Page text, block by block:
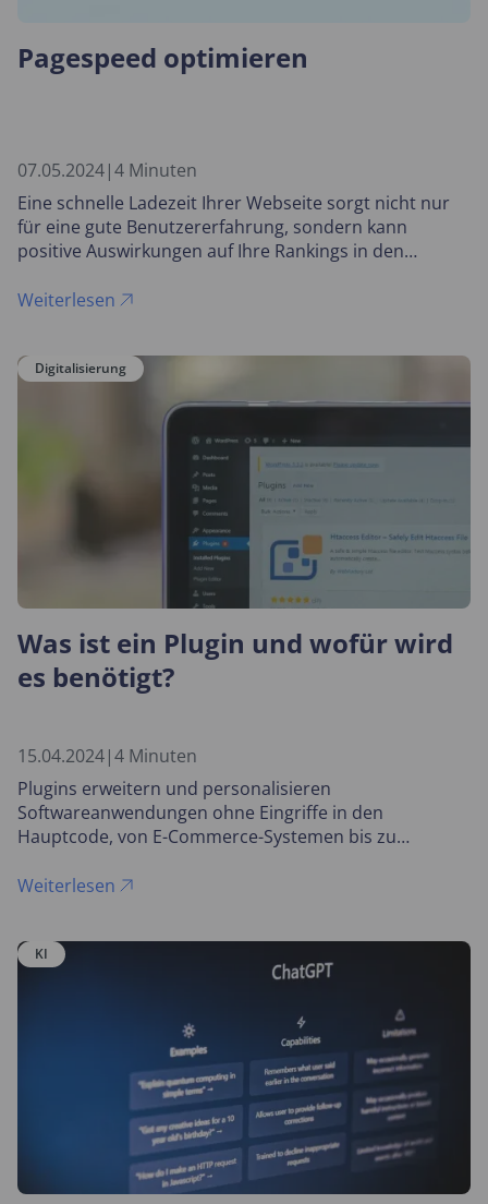
Pagespeed optimieren
07.05.2024|4 Minuten
Eine schnelle Ladezeit Ihrer Webseite sorgt nicht nur
für eine gute Benutzererfahrung, sondern kann
positive Auswirkungen auf Ihre Rankings in den
Weiterlesen
Digitalisierung
Was ist ein Plugin und wofür wird
es benötigt?
15.04.2024|4 Minuten
Plugins erweitern und personalisieren
Softwareanwendungen ohne Eingriffe in den
Hauptcode, von E-Commerce-Systemen bis zu
Weiterlesen
KI